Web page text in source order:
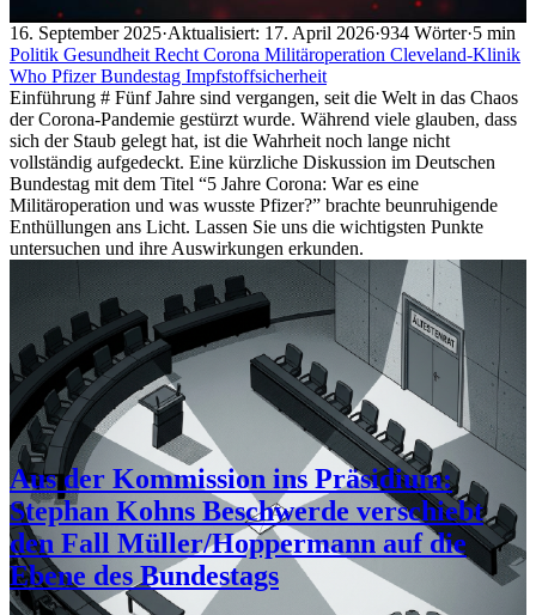
16. September 2025·Aktualisiert: 17. April 2026·934 Wörter·5 min
Politik Gesundheit Recht Corona Militäroperation Cleveland-Klinik
Who PfizerBundestag Impfstoffsicherheit
Einführung # Fünf Jahre sind vergangen, seit die Welt in das Chaos
der Corona-Pandemie gestürzt wurde. Während viele glauben, dass
sich der Staub gelegt hat, ist die Wahrheit noch lange nicht
vollständig aufgedeckt. Eine kürzliche Diskussion im Deutschen
Bundestag mit dem Titel “5 Jahre Corona: War es eine
Militäroperation und was wusste Pfizer?” brachte beunruhigende
Enthüllungen ans Licht. Lassen Sie uns die wichtigsten Punkte
untersuchen und ihre Auswirkungen erkunden.
Aus der Kommission ins Präsidium:
Stephan Kohns Beschwerde verschiebt
den Fall Müller/Hoppermann auf die
Ebene des Bundestags